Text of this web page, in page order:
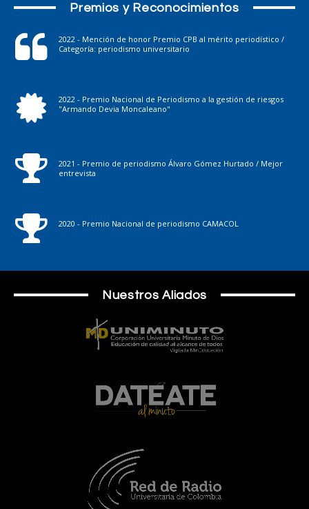
Premios y Reconocimientos
2022 - Mención de honor Premio CPB al mérito periodístico /
Categoría: periodismo universitario
2022 - Premio Nacional de Periodismo a la gestión de riesgos
"Armando Devia Moncaleano"
2021 - Premio de periodismo Álvaro Gómez Hurtado / Mejor
entrevista
2020 - Premio Nacional de periodismo CAMACOL
Nuestros Aliados